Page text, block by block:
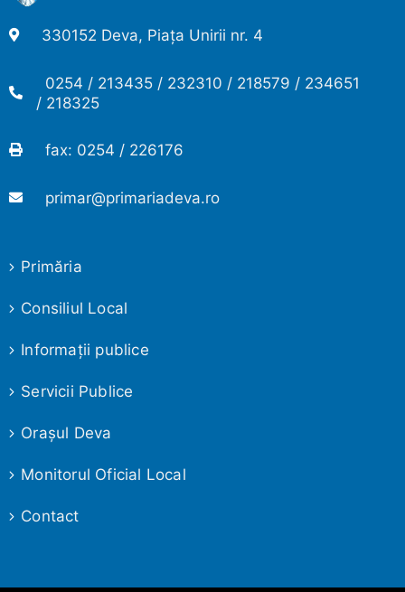
330152 Deva, Piața Unirii nr. 4
0254 / 213435 / 232310 / 218579 / 234651
/ 218325
fax: 0254 / 226176
primar@primariadeva.ro
Primăria
Consiliul Local
Informaţii publice
Servicii Publice
Oraşul Deva
Monitorul Oficial Local
Contact